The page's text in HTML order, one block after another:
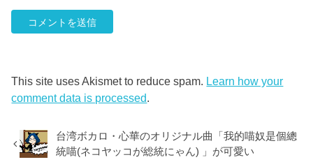
This site uses Akismet to reduce spam. Learn how your
comment data is processed
台湾ボカロ・心華のオリジナル曲「我的喵奴是個總
統喵(ネコヤッコが総統にゃん) 」が可愛い